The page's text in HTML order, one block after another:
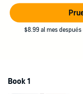
$8.99 al mes después
Book 1